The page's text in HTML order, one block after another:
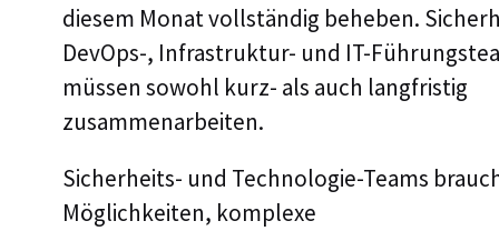
diesem Monat vollständig beheben.
DevOps-, Infrastruktur- und IT-
müssen sowohl kurz- als auch langfristig
zusammenarbeiten.
Sicherheits- und Technologie-Teams
Möglichkeiten, komplexe